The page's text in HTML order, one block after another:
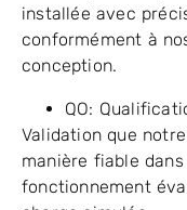
installée avec
conformément à
conception.
QO:
Validation que
manière fiable
fonctionnement